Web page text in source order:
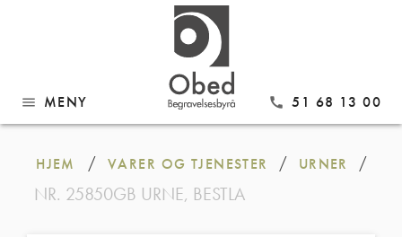
menu MENY call 51 68 13 00
Gå
innhold
HJEM / VARER OG TJENESTER / URNER /
NR. 25850GB URNE, BESTLA